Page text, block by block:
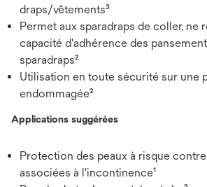
draps/vêtements³
Permet aux sparadraps de coller, ne
capacité d'adhérence des
sparadraps²
Utilisation en toute sécurité sur une
endommagée²
Applications suggérées
Protection des peaux à risque
associées à l'incontinence¹